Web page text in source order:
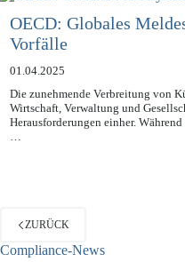
OECD: Globales
Vorfälle
01.04.2025
Die zunehmende Verbreitung von
Wirtschaft, Verwaltung und
Herausforderungen einher.
ZURÜCK